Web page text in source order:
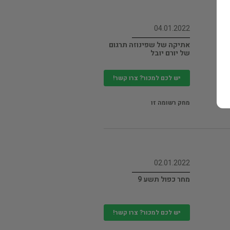
04.01.2022
אתיקה של שפינוזה תרגום
של יורם יובל
יש לכם למכור? צרו קשר!
מחק רשומה זו
02.01.2022
מחר כפול תשע 9
יש לכם למכור? צרו קשר!